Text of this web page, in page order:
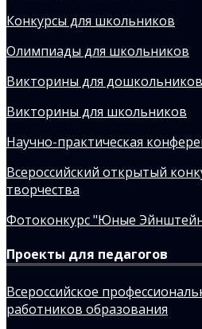
Конкурсы для школьников
Олимпиады для школьников
Викторины для дошкольников
Викторины для школьников
Научно-практическая
Всероссийский открытый
творчества
Фотоконкурс "Юные
Проекты для педагогов
Всероссийское
работников образования